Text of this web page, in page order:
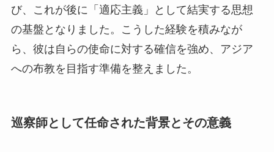
び、これが後に「適応主義」として結実する思想
の基盤となりました。こうした経験を積みなが
ら、彼は自らの使命に対する確信を強め、アジア
への布教を目指す準備を整えました。
巡察師として任命された背景とその意義